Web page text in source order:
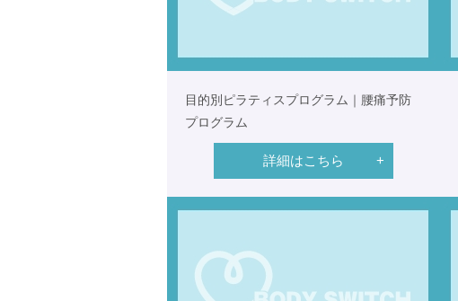
目的別ピラティスプログラム｜腰痛予防
プログラム
詳細はこちら